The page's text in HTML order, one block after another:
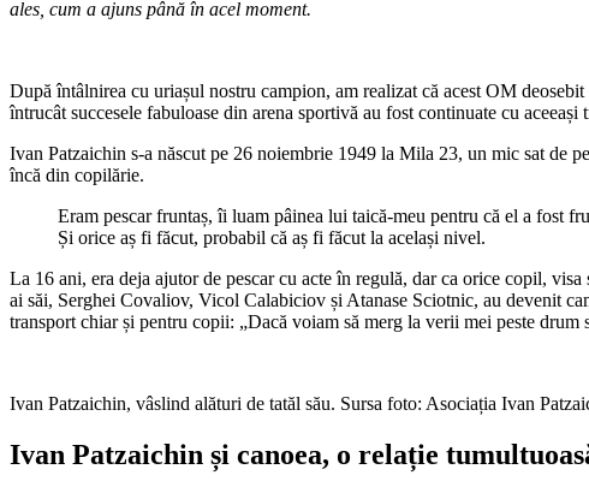
ales, cum a ajuns până în acel moment.
După întâlnirea cu uriașul nostru campion, am realizat că acest OM
întrucât succesele fabuloase din arena sportivă au fost continuate cu
Ivan Patzaichin s-a născut pe 26 noiembrie 1949 la Mila 23, un mic sat de
încă din copilărie.
Eram pescar fruntaș, îi luam pâinea lui taică-meu pentru că el a fost
Și orice aș fi făcut, probabil că aș fi făcut la același nivel.
La 16 ani, era deja ajutor de pescar cu acte în regulă, dar ca orice copil,
ai săi, Serghei Covaliov, Vicol Calabiciov și Atanase Sciotnic, au devenit
transport chiar și pentru copii: „Dacă voiam să merg la verii mei peste
Ivan Patzaichin, vâslind alături de tatăl său. Sursa foto: Asociația Ivan
Ivan Patzaichin și canoea, o relație